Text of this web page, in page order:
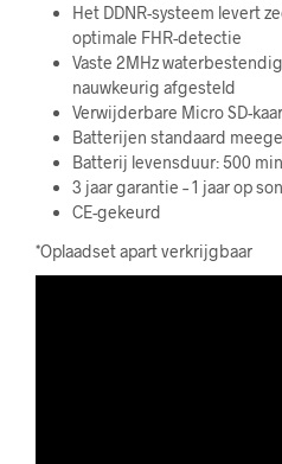
Het DDNR-systeem levert
optimale FHR-detectie
Vaste 2MHz
nauwkeurig afgesteld
Verwijderbare Micro SD-
Batterijen standaard
Batterij levensduur: 500
3 jaar garantie – 1 jaar op
CE-gekeurd
*Oplaadset apart verkrijgbaar